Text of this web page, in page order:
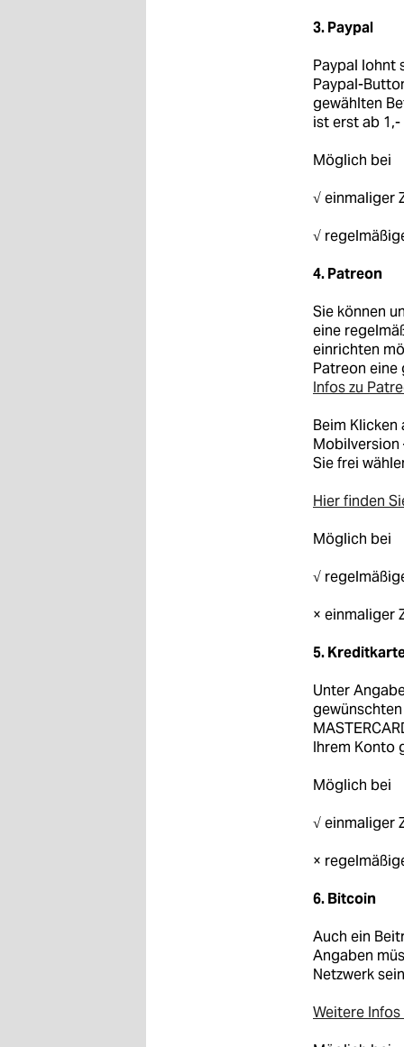
3. Paypal
Paypal lohnt
Paypal-
gewählten
ist erst ab
Möglich bei
√ einmaliger
√
4. Patreon
Sie können
eine
einrichten
Patreon eine
Infos zu
Beim
Mobilversion
Sie frei
Hier finden
Möglich bei
√
× einmaliger
5.
Unter
Ihrem Konto
Möglich bei
√ einmaliger
×
6. Bitcoin
Auch ein
Angaben
Netzwerk
Weitere